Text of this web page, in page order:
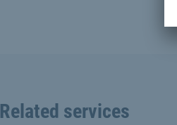
Related services